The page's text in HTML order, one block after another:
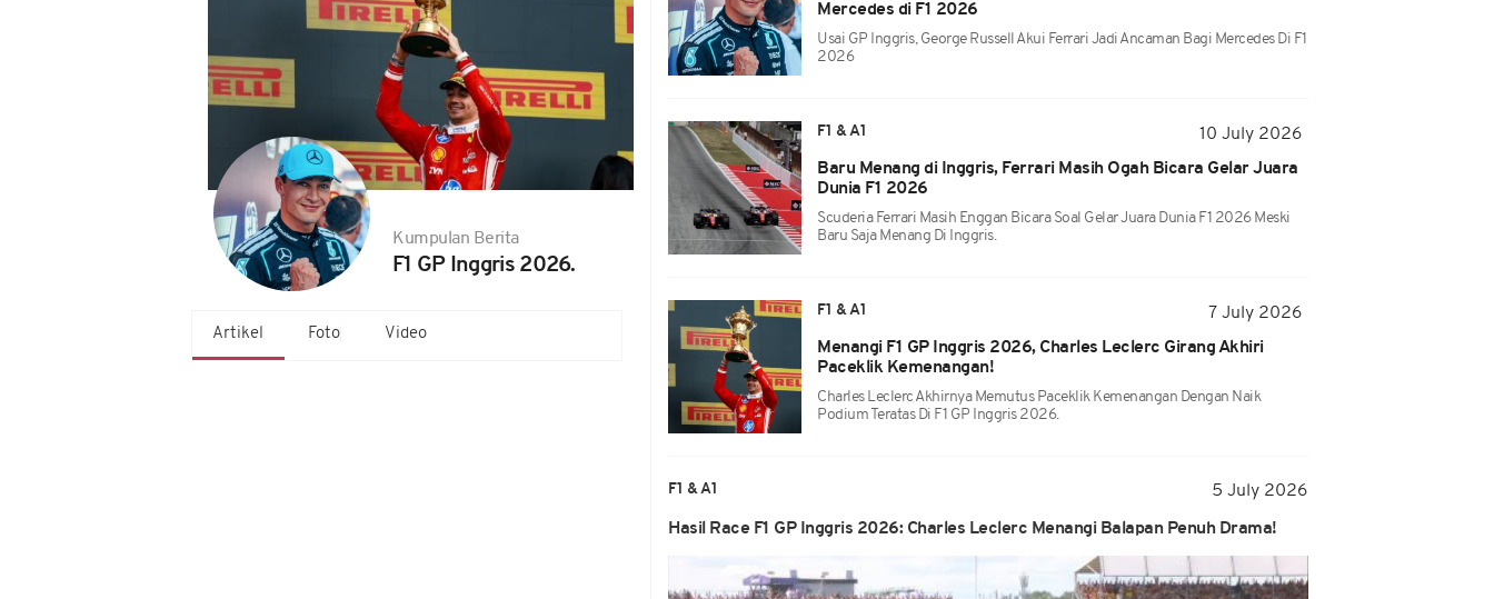
Kumpulan Berita
F1 GP Inggris 2026.
Artikel Foto Video
Mercedes di F1 2026
Usai GP Inggris, George Russell Akui Ferrari Jadi Ancaman Bagi Mercedes Di F1
2026
F1 & A1
10 July 2026
Baru Menang di Inggris, Ferrari Masih Ogah Bicara Gelar Juara
Dunia F1 2026
Scuderia Ferrari Masih Enggan Bicara Soal Gelar Juara Dunia F1 2026 Meski
Baru Saja Menang Di Inggris.
F1 & A1
7 July 2026
Menangi F1 GP Inggris 2026, Charles Leclerc Girang Akhiri
Paceklik Kemenangan!
Charles Leclerc Akhirnya Memutus Paceklik Kemenangan Dengan Naik
Podium Teratas Di F1 GP Inggris 2026.
F1 & A1 5 July 2026
Hasil Race F1 GP Inggris 2026: Charles Leclerc Menangi Balapan Penuh Drama!